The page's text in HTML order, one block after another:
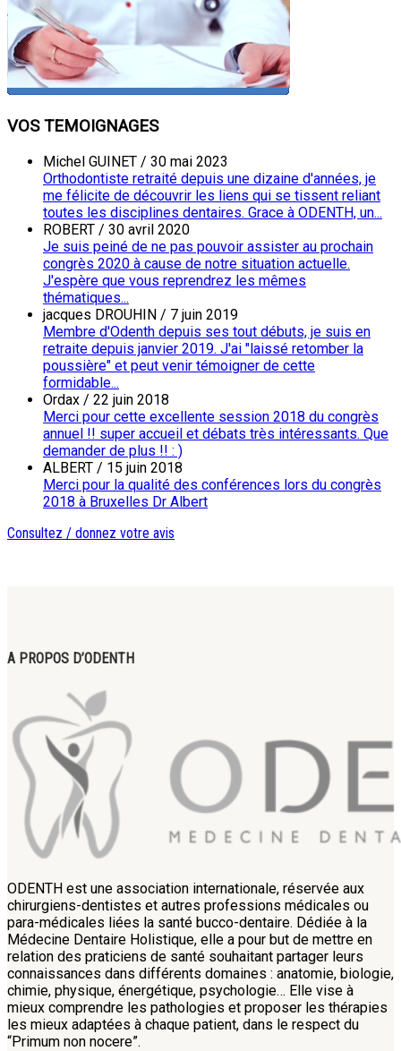
VOS TEMOIGNAGES
Michel GUINET / 30 mai 2023
Orthodontiste retraité depuis une dizaine d'années, je
me félicite de découvrir les liens qui se tissent reliant
toutes les disciplines dentaires. Grace à ODENTH, un...
ROBERT / 30 avril 2020
Je suis peiné de ne pas pouvoir assister au prochain
congrès 2020 à cause de notre situation actuelle.
J'espère que vous reprendrez les mêmes
thématiques...
jacques DROUHIN / 7 juin 2019
Membre d'Odenth depuis ses tout débuts, je suis en
retraite depuis janvier 2019. J'ai "laissé retomber la
poussière" et peut venir témoigner de cette
formidable...
Ordax / 22 juin 2018
Merci pour cette excellente session 2018 du congrès
annuel !! super accueil et débats très intéressants. Que
demander de plus !! : )
ALBERT / 15 juin 2018
Merci pour la qualité des conférences lors du congrès
2018 à Bruxelles Dr Albert
Consultez / donnez votre avis
A PROPOS D’ODENTH
ODENTH est une association internationale, réservée aux
chirurgiens-dentistes et autres professions médicales ou
para-médicales liées la santé bucco-dentaire. Dédiée à la
Médecine Dentaire Holistique, elle a pour but de mettre en
relation des praticiens de santé souhaitant partager leurs
connaissances dans différents domaines : anatomie, biologie,
chimie, physique, énergétique, psychologie… Elle vise à
mieux comprendre les pathologies et proposer les thérapies
les mieux adaptées à chaque patient, dans le respect du
“Primum non nocere”.